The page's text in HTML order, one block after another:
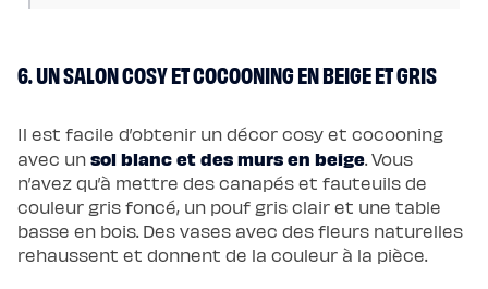
6. UN SALON COSY ET COCOONING EN BEIGE ET GRIS
Il est facile d’obtenir un décor cosy et cocooning
avec un sol blanc et des murs en beige. Vous
n’avez qu’à mettre des canapés et fauteuils de
couleur gris foncé, un pouf gris clair et une table
basse en bois. Des vases avec des fleurs naturelles
rehaussent et donnent de la couleur à la pièce.